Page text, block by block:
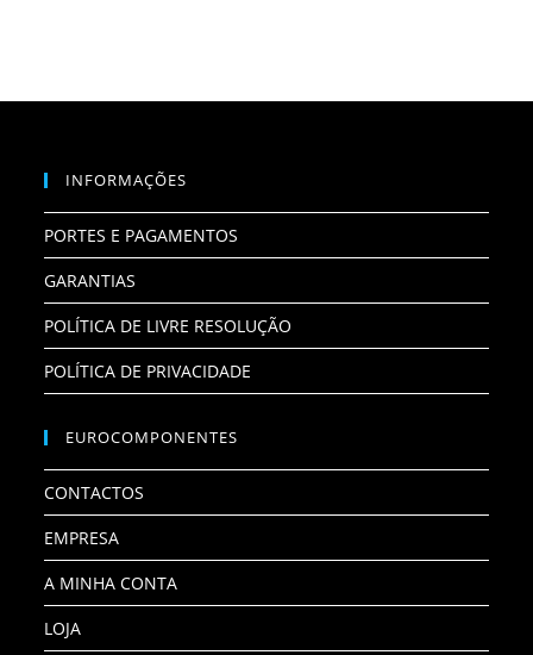
INFORMAÇÕES
PORTES E PAGAMENTOS
GARANTIAS
POLÍTICA DE LIVRE RESOLUÇÃO
POLÍTICA DE PRIVACIDADE
EUROCOMPONENTES
CONTACTOS
EMPRESA
A MINHA CONTA
LOJA